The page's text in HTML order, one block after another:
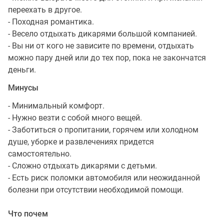
переехать в другое.
- Походная романтика.
- Весело отдыхать дикарями большой компанией.
- Вы ни от кого не зависите по времени, отдыхать
можно пару дней или до тех пор, пока не закончатся
деньги.
Минусы
- Минимальный комфорт.
- Нужно везти с собой много вещей.
- Заботиться о пропитании, горячем или холодном
душе, уборке и развлечениях придется
самостоятельно.
- Сложно отдыхать дикарями с детьми.
- Есть риск поломки автомобиля или неожиданной
болезни при отсутствии необходимой помощи.
Что почем